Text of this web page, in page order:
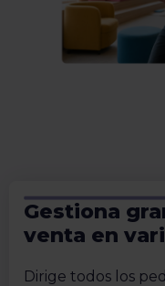
Gestiona
venta en
Dirige todos los